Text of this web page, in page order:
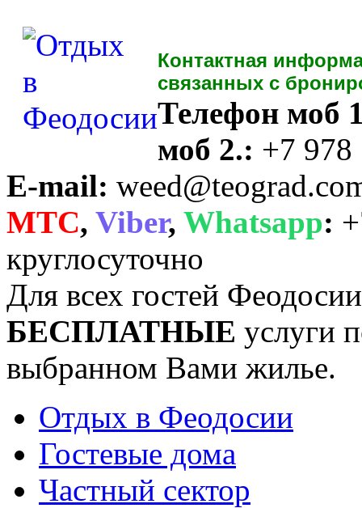
Контактная
связанных с
Телефон моб
моб 2.: +7 978
E-mail:
MTC, Viber, Whatsapp:
круглосуточно
Для всех гостей
БЕСПЛАТНЫЕ услуги
выбранном Вами жилье.
Отдых в Феодосии
Гостевые дома
Частный сектор